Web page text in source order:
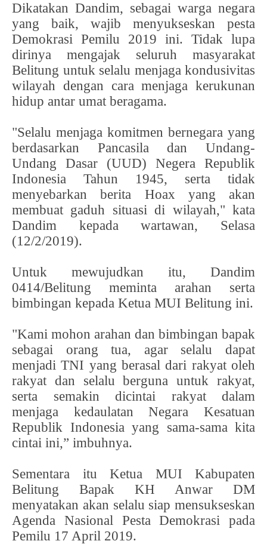
Dikatakan Dandim, sebagai warga negara
yang baik, wajib menyukseskan pesta
Demokrasi Pemilu 2019 ini. Tidak lupa
dirinya mengajak seluruh masyarakat
Belitung untuk selalu menjaga kondusivitas
wilayah dengan cara menjaga kerukunan
hidup antar umat beragama.
"Selalu menjaga komitmen bernegara yang
berdasarkan Pancasila dan Undang-
Undang Dasar (UUD) Negera Republik
Indonesia Tahun 1945, serta tidak
menyebarkan berita Hoax yang akan
membuat gaduh situasi di wilayah," kata
Dandim kepada wartawan, Selasa
(12/2/2019).
Untuk mewujudkan itu, Dandim
0414/Belitung meminta arahan serta
bimbingan kepada Ketua MUI Belitung ini.
"Kami mohon arahan dan bimbingan bapak
sebagai orang tua, agar selalu dapat
menjadi TNI yang berasal dari rakyat oleh
rakyat dan selalu berguna untuk rakyat,
serta semakin dicintai rakyat dalam
menjaga kedaulatan Negara Kesatuan
Republik Indonesia yang sama-sama kita
cintai ini,” imbuhnya.
Sementara itu Ketua MUI Kabupaten
Belitung Bapak KH Anwar DM
menyatakan akan selalu siap mensukseskan
Agenda Nasional Pesta Demokrasi pada
Pemilu 17 April 2019.